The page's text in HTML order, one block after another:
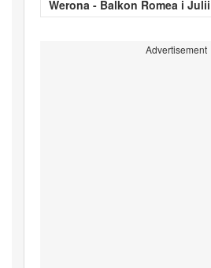
Werona - Balkon Romea i Julii
Advertisement